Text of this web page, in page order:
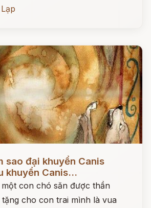
sao đại khuyển Canis
khuyển Canis...
một con chó săn được thần
cho con trai mình là vua